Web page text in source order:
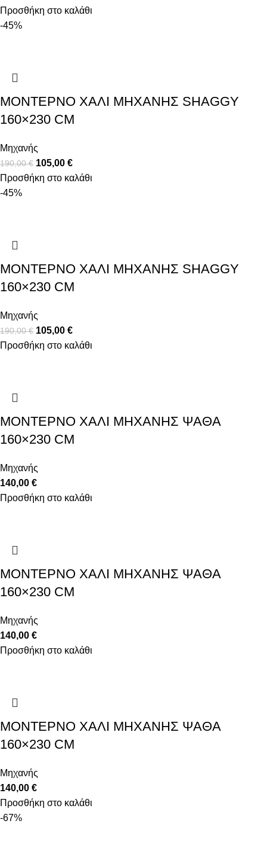
Προσθήκη στο καλάθι
-45%
ΜΟΝΤΈΡΝΟ ΧΑΛΊ ΜΗΧΑΝΉΣ SHAGGY
160×230 CM
Μηχανής
190,00€ 105,00 €
Προσθήκη στο καλάθι
-45%
ΜΟΝΤΈΡΝΟ ΧΑΛΊ ΜΗΧΑΝΉΣ SHAGGY
160×230 CM
Μηχανής
190,00€ 105,00 €
Προσθήκη στο καλάθι
ΜΟΝΤΈΡΝΟ ΧΑΛΊ ΜΗΧΑΝΉΣ ΨΆΘΑ
160×230 CM
Μηχανής
140,00 €
Προσθήκη στο καλάθι
ΜΟΝΤΈΡΝΟ ΧΑΛΊ ΜΗΧΑΝΉΣ ΨΆΘΑ
160×230 CM
Μηχανής
140,00 €
Προσθήκη στο καλάθι
ΜΟΝΤΈΡΝΟ ΧΑΛΊ ΜΗΧΑΝΉΣ ΨΆΘΑ
160×230 CM
Μηχανής
140,00 €
Προσθήκη στο καλάθι
-67%